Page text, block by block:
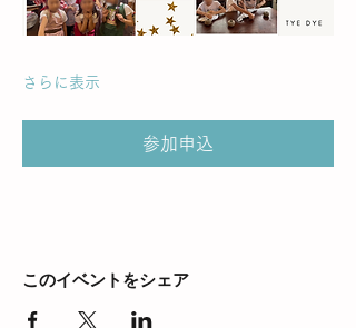
さらに表示
参加申込
このイベントをシェア